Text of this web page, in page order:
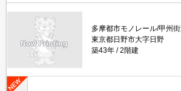
多摩都市モノレール/甲州
東京都日野市大字日野
築43年
2階建